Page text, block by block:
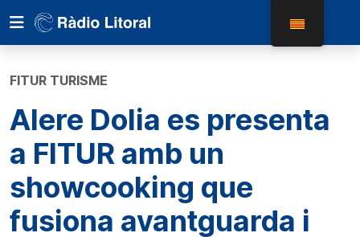
FITUR TURISME
Alere Dolia es presenta
a FITUR amb un
showcooking que
fusiona avantguarda i